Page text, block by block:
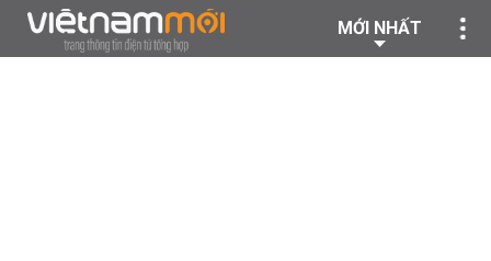
MỚI NHẤT